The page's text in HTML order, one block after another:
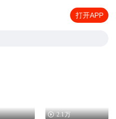
打开APP
2.1万